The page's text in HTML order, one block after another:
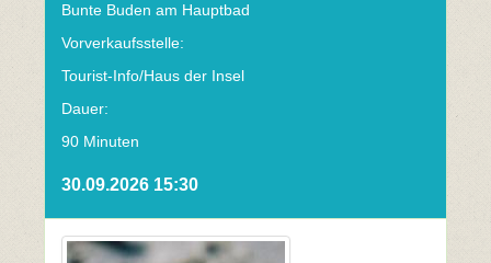
Bunte Buden am Hauptbad
Vorverkaufsstelle:
Tourist-Info/Haus der Insel
Dauer:
90 Minuten
30.09.2026 15:30